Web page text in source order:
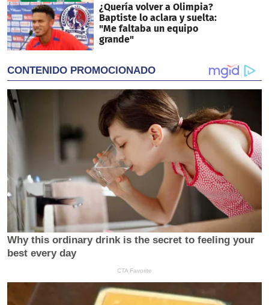
¿Quería volver a Olimpia?
Baptiste lo aclara y suelta:
"Me faltaba un equipo
grande"